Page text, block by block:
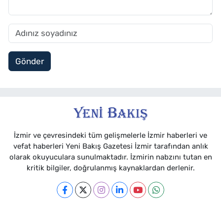
Gönder
İzmir ve çevresindeki tüm gelişmelerle İzmir haberleri ve
vefat haberleri Yeni Bakış Gazetesi İzmir tarafından anlık
olarak okuyuculara sunulmaktadır. İzmirin nabzını tutan en
kritik bilgiler, doğrulanmış kaynaklardan derlenir.